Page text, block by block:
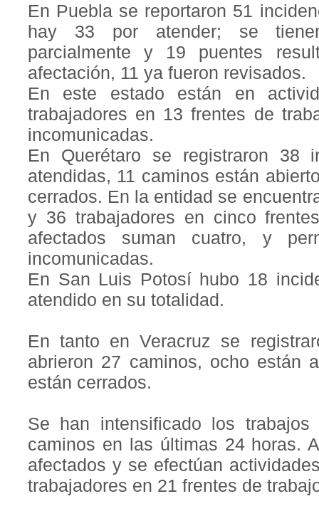
En Puebla se reportaron 51
hay 33 por atender; se
parcialmente y 19 puentes
afectación, 11 ya fueron revisados.
En este estado están en
trabajadores en 13 frentes de
incomunicadas.
En Querétaro se registraron 38
atendidas, 11 caminos están
cerrados. En la entidad se
y 36 trabajadores en cinco
afectados suman cuatro, y
incomunicadas.
En San Luis Potosí hubo 18
atendido en su totalidad.
En tanto en Veracruz se
abrieron 27 caminos, ocho están
están cerrados.
Se han intensificado los
caminos en las últimas 24 horas.
afectados y se efectúan
trabajadores en 21 frentes de